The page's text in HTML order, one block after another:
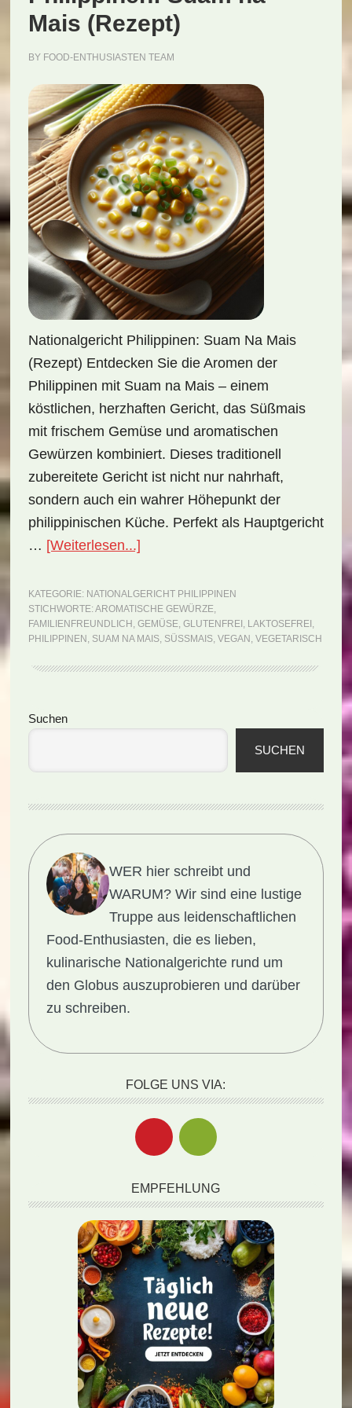
Mais (Rezept)
BY FOOD-ENTHUSIASTEN TEAM
Nationalgericht Philippinen: Suam Na Mais
(Rezept) Entdecken Sie die Aromen der
Philippinen mit Suam na Mais – einem
köstlichen, herzhaften Gericht, das Süßmais
mit frischem Gemüse und aromatischen
Gewürzen kombiniert. Dieses traditionell
zubereitete Gericht ist nicht nur nahrhaft,
sondern auch ein wahrer Höhepunkt der
philippinischen Küche. Perfekt als Hauptgericht
… [Weiterlesen...]ÜberNationalgericht
Suam
na
Mais
KATEGORIE: NATIONALGERICHT PHILIPPINEN
STICHWORTE: AROMATISCHE GEWÜRZE,
FAMILIENFREUNDLICH , GEMÜSE, GLUTENFREI , LAKTOSEFREI ,
PHILIPPINEN , SUAM NA MAIS, SÜSSMAIS , VEGAN , VEGETARISCH
Seitenspalte
Suchen
SUCHEN
WER hier schreibt und
WARUM? Wir sind eine lustige
Truppe aus leidenschaftlichen
Food-Enthusiasten, die es lieben,
kulinarische Nationalgerichte rund um
den Globus auszuprobieren und darüber
zu schreiben.
FOLGE UNS VIA:
EMPFEHLUNG